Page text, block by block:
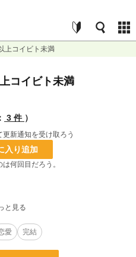
上コイビト未満
コイビト未満
3 件 ）
新通知を受け取ろう
入り追加
何回目だろう。
ー。
るのか。
愛 完結